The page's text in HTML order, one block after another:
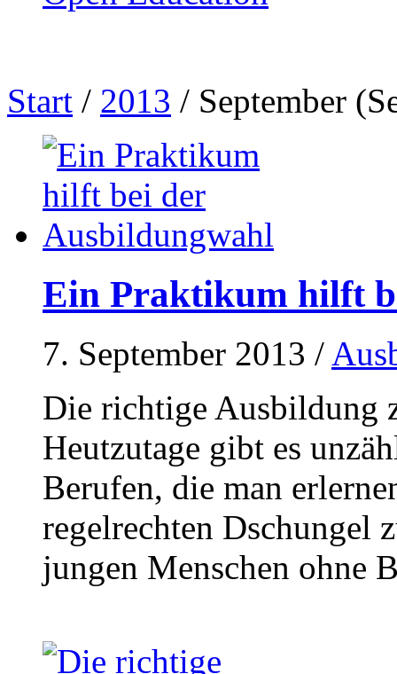
Start / 2013 / September
Ein Praktikum hilft
7. September 2013 /
Die richtige Ausbildung
Heutzutage gibt es
Berufen, die man
regelrechten Dschungel
jungen Menschen